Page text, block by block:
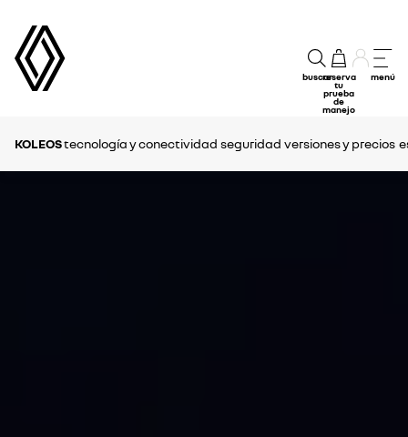
buscarreserva
tu
prueba
de
manejo
menú
KOLEOStecnología y conectividad seguridad versiones y precios